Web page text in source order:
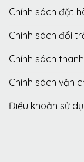
Chính sách đặt
Chính sách đổi
Chính sách
Chính sách vận
Điều khoản sử